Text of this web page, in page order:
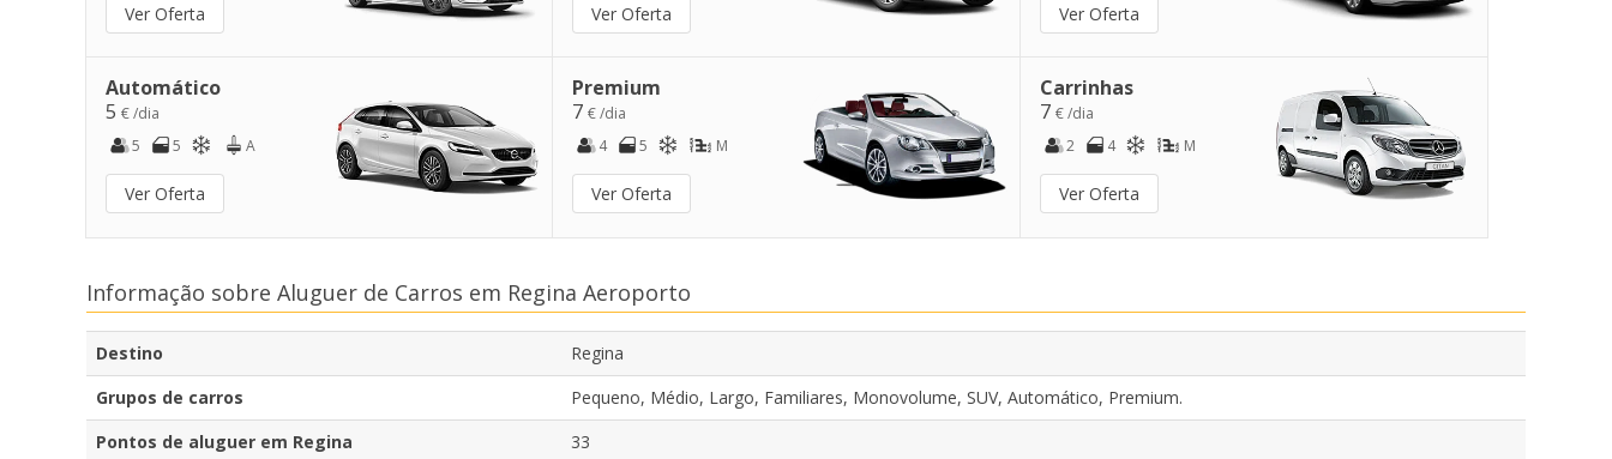
Ver Oferta Ver Oferta Ver Oferta
Automático
5 € /dia
5
5 A
Ver Oferta
Premium
7€ /dia
4
5 M
Ver Oferta
Carrinhas
7 € /dia
2
4 M
Ver Oferta
Informação sobre Aluguer de Carros em Regina Aeroporto
Destino
Regina
Grupos de carros
Pequeno, Médio, Largo, Familiares, Monovolume, SUV, Automático, Premium.
Pontos de aluguer em Regina
33